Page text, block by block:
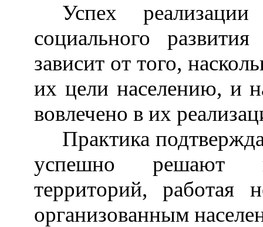
Успех
социального
зависит от того,
их цели населению, и
вовлечено в их
Практика
успешно решают
территорий,
организованным